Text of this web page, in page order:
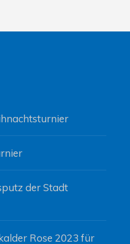
der Stadt
Rose 2023 für